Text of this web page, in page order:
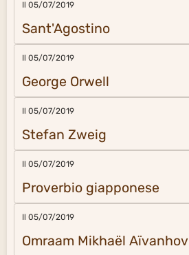
Il 05/07/2019
Sant'Agostino
Il 05/07/2019
George Orwell
Il 05/07/2019
Stefan Zweig
Il 05/07/2019
Proverbio giapponese
Il 05/07/2019
Omraam Mikhaël Aïvanhov